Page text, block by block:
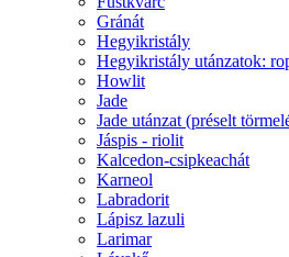
Gránát
Hegyikristály
Hegyikristály utánzatok:
Howlit
Jade
Jade utánzat (préselt
Jáspis - riolit
Kalcedon-csipkeachát
Karneol
Labradorit
Lápisz lazuli
Larimar